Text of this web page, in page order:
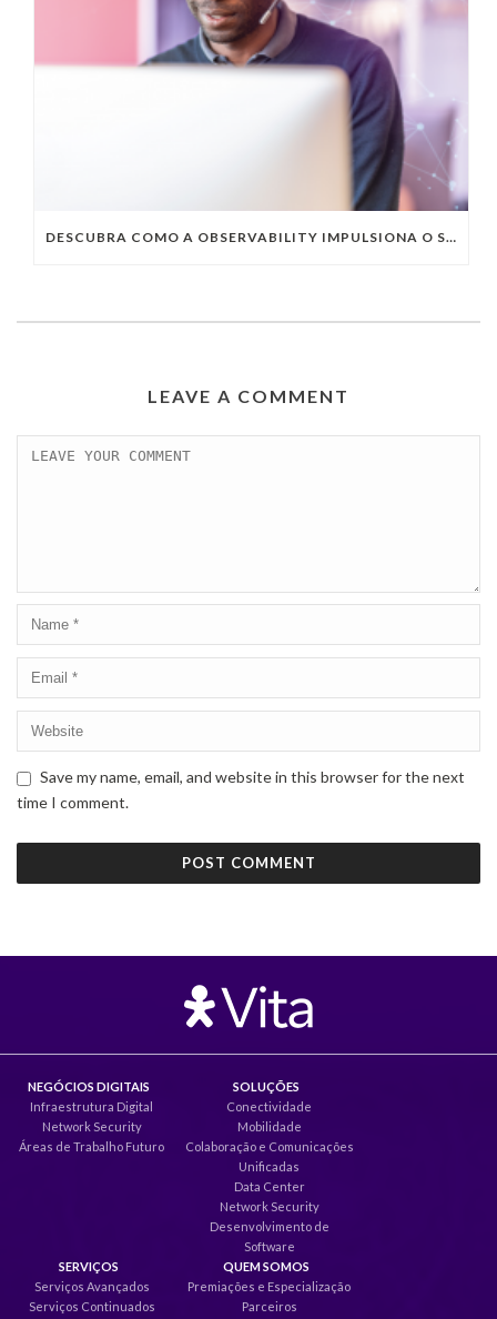
DESCUBRA COMO A OBSERVABILITY IMPULSIONA O SUCESSO DO SEU NEGÓCIO
LEAVE A COMMENT
Save my name, email, and website in this browser for the next
time I comment.
NEGÓCIOS DIGITAIS
Infraestrutura Digital
Network Security
Áreas de Trabalho Futuro
SOLUÇÕES
Conectividade
Mobilidade
Colaboração e Comunicações
Unificadas
Data Center
Network Security
Desenvolvimento de
Software
SERVIÇOS
Serviços Avançados
Serviços Continuados
QUEM SOMOS
Premiações e Especialização
Parceiros